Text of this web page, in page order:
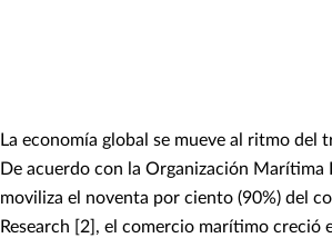
La economía global se mueve al ritmo
De acuerdo con la Organización
moviliza el noventa por ciento (90%) del
Research [2], el comercio marítimo creció